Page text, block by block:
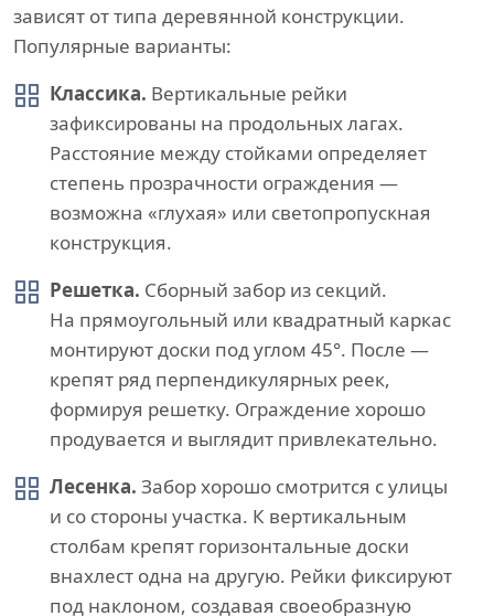
зависят от типа деревянной конструкции.
Популярные варианты:
Классика. Вертикальные рейки
зафиксированы на продольных лагах.
Расстояние между стойками определяет
степень прозрачности ограждения —
возможна «глухая» или светопропускная
конструкция.
Решетка. Сборный забор из секций.
На прямоугольный или квадратный каркас
монтируют доски под углом 45°. После —
крепят ряд перпендикулярных реек,
формируя решетку. Ограждение хорошо
продувается и выглядит привлекательно.
Лесенка. Забор хорошо смотрится с улицы
и со стороны участка. К вертикальным
столбам крепят горизонтальные доски
внахлест одна на другую. Рейки фиксируют
под наклоном, создавая своеобразную